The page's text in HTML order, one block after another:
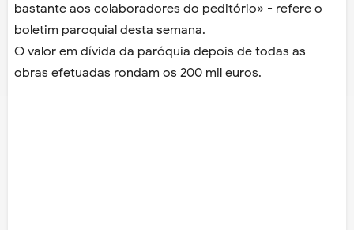
bastante aos colaboradores do peditório» - refere o
boletim paroquial desta semana.
O valor em dívida da paróquia depois de todas as
obras efetuadas rondam os 200 mil euros.